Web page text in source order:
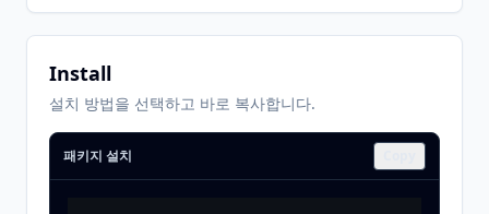
Install
설치 방법을 선택하고 바로 복사합니다.
패키지 설치